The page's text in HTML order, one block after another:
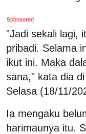
Sponsored
"Jadi sekali lagi,
pribadi. Selama
ikut ini. Maka
sana," kata dia
Selasa (18/11/
Ia mengaku
harimaunya itu.